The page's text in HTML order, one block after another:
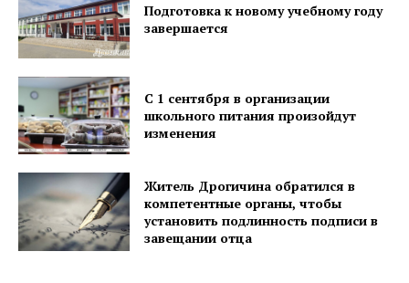
Подготовка к новому учебному году
завершается
С 1 сентября в организации
школьного питания произойдут
изменения
Житель Дрогичина обратился в
компетентные органы, чтобы
установить подлинность подписи в
завещании отца